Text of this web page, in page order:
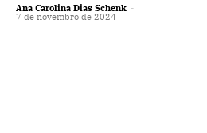
Ana Carolina Dias Schenk -
7 de novembro de 2024